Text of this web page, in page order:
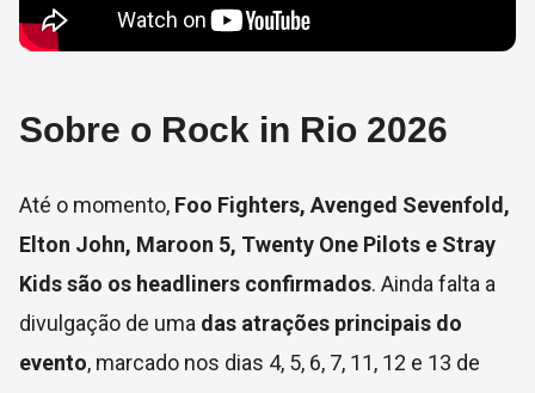
Sobre o Rock in Rio 2026
Até o momento, Foo Fighters, Avenged Sevenfold,
Elton John, Maroon 5, Twenty One Pilots e Stray
Kids são os headliners confirmados. Ainda falta a
divulgação de uma das atrações principais do
evento, marcado nos dias 4, 5, 6, 7, 11, 12 e 13 de